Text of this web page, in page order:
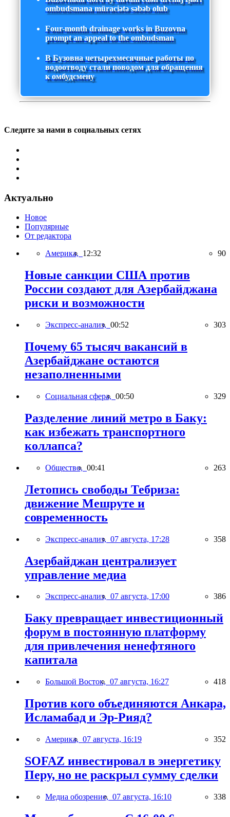
ombudsmana müraciətə səbəb olub
Four-month drainage works in Buzovna
prompt an appeal to the ombudsman
В Бузовна четырехмесячные работы по
водоотводу стали поводом для обращения
к омбудсмену
Следите за нами в социальных сетях
Актуально
Новое
Популярные
От редактора
Америка, 12:32 90
Новые санкции США против
России создают для Азербайджана
риски и возможности
Экспресс-анализ, 00:52 303
Почему 65 тысяч вакансий в
Азербайджане остаются
незаполненными
Социальная сфера, 00:50 329
Разделение линий метро в Баку:
как избежать транспортного
коллапса?
Общество, 00:41 263
Летопись свободы Тебриза:
движение Мешруте и
современность
Экспресс-анализ, 07 августа, 17:28 358
Азербайджан централизует
управление медиа
Экспресс-анализ, 07 августа, 17:00 386
Баку превращает инвестиционный
форум в постоянную платформу
для привлечения ненефтяного
капитала
Большой Восток, 07 августа, 16:27 418
Против кого объединяются Анкара,
Исламабад и Эр-Рияд?
Америка, 07 августа, 16:19 352
SOFAZ инвестировал в энергетику
Перу, но не раскрыл сумму сделки
Медиа обозрение, 07 августа, 16:10 338